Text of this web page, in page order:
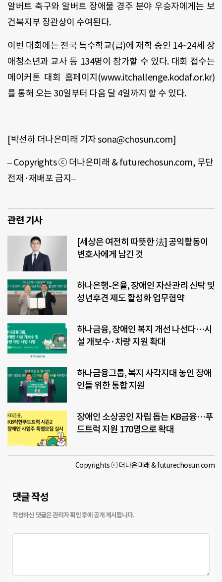
알버트 축구와 알버트 장애물 경주 분야 우승자에게는 보
건복지부 장관상이 수여된다.
이번 대회에는 전국 특수학교(급)에 재학 중인 14~24세 장
애청소년과 교사 등 134명이 참가할 수 있다. 대회 접수는
메이커톤 대회 홈페이지(www.itchallenge.kodaf.or.kr)
를 통해 오는 30일부터 다음 달 4일까지 할 수 있다.
[박선하 더나은미래 기자sona@chosun.com]
–Copyrights ⓒ 더나은미래 & futurechosun.com, 무단
전재 ·재배포 금지–
관련 기사
[세상은 여전히 따뜻한 法] 공익활동이
변호사에게 남긴 것
하나은행-온율, 장애인 자산관리 신탁 및
성년후견 제도 활성화 업무협약
하나금융, 장애인 복지 개선 나선다…시
설 개보수·차량 지원 확대
하나금융그룹, 복지 사각지대 놓인 장애
인들 위한 통합 지원
장애인 소상공인 자립 돕는 KB금융…푸
드트럭 지원 170명으로 확대
Copyrights ⓒ 더나은미래 & futurechosun.com
댓글 작성